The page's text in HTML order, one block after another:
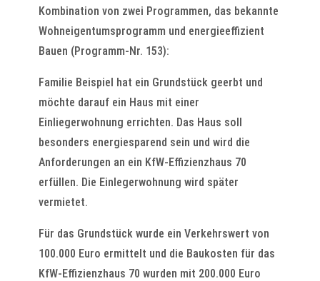
Kombination von zwei Programmen, das bekannte
Wohneigentumsprogramm und energieeffizient
Bauen (Programm-Nr. 153):
Familie Beispiel hat ein Grundstück geerbt und
möchte darauf ein Haus mit einer
Einliegerwohnung errichten. Das Haus soll
besonders energiesparend sein und wird die
Anforderungen an ein KfW-Effizienzhaus 70
erfüllen. Die Einlegerwohnung wird später
vermietet.
Für das Grundstück wurde ein Verkehrswert von
100.000 Euro ermittelt und die Baukosten für das
KfW-Effizienzhaus 70 wurden mit 200.000 Euro